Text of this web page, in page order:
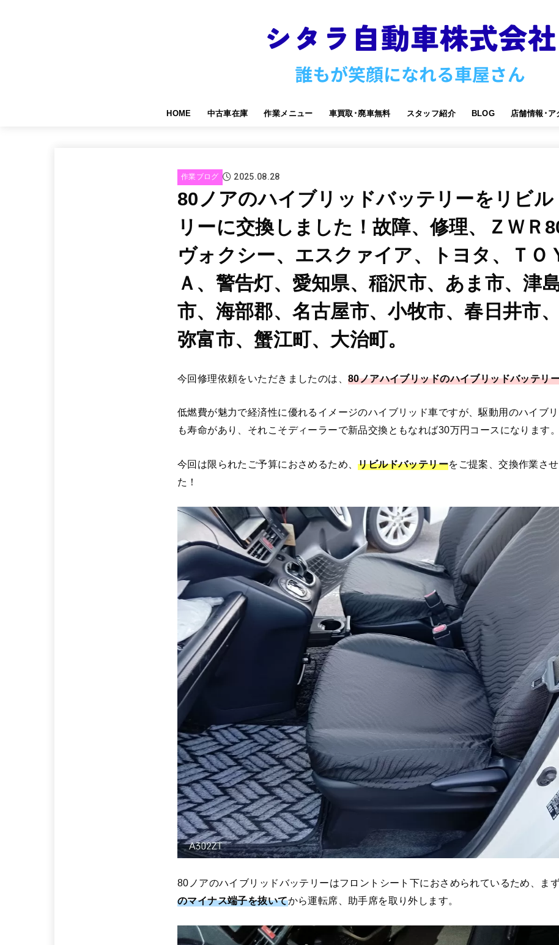
HOME 中古車在庫 作業メニュー 車買取･廃車無料 スタッフ紹介 BLOG 店舗情報･ア
作業ブログ 2025.08.28
80ノアのハイブリッドバッテリーをリビル
リーに交換しました！故障、修理、ＺＷＲ
ヴォクシー、エスクァイア、トヨタ、ＴＯ
Ａ、警告灯、愛知県、稲沢市、あま市、津
市、海部郡、名古屋市、小牧市、春日井市、
弥富市、蟹江町、大治町。
今回修理依頼をいただきましたのは、80ノアハイブリッドのハイブリッドバッテリ
低燃費が魅力で経済性に優れるイメージのハイブリッド車ですが、駆動用のハイブ
も寿命があり、それこそディーラーで新品交換ともなれば30万円コースになります。
今回は限られたご予算におさめるため、リビルドバッテリーをご提案、交換作業さ
た！
80ノアのハイブリッドバッテリーはフロントシート下におさめられているため、ま
のマイナス端子を抜いてから運転席、助手席を取り外します。